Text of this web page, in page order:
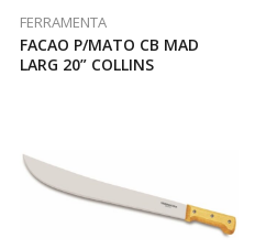
FERRAMENTA
FACAO P/MATO CB MAD
LARG 20” COLLINS